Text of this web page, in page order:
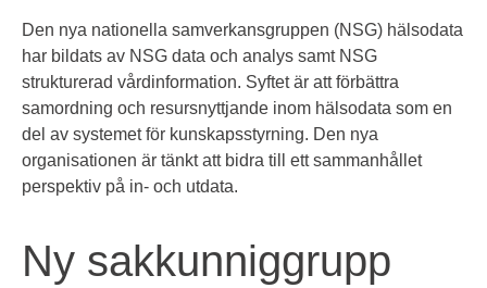
Den nya nationella samverkansgruppen (NSG) hälsodata
har bildats av NSG data och analys samt NSG
strukturerad vårdinformation. Syftet är att förbättra
samordning och resursnyttjande inom hälsodata som en
del av systemet för kunskapsstyrning. Den nya
organisationen är tänkt att bidra till ett sammanhållet
perspektiv på in- och utdata.
Ny sakkunniggrupp